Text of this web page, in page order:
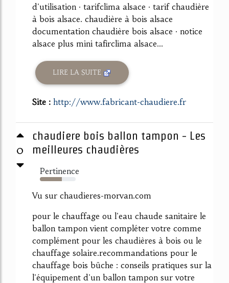
d'utilisation · tarifclima alsace · tarif chaudière
à bois alsace. chaudière à bois alsace
documentation chaudière bois alsace · notice
alsace plus mini tafirclima alsace...
LIRE LA SUITE
Site : http://www.fabricant-chaudiere.fr
0
chaudiere bois ballon tampon - Les
meilleures chaudières
Pertinence
61%
Vu sur chaudieres-morvan.com
pour le chauffage ou l'eau chaude sanitaire le
ballon tampon vient compléter votre comme
complément pour les chaudières à bois ou le
chauffage solaire.recommandations pour le
chauffage bois bûche : conseils pratiques sur la
l'équipement d'un ballon tampon sur votre